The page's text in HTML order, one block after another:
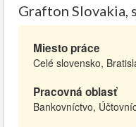
Grafton Slovakia,
Miesto práce
Celé slovensko,
Pracovná oblasť
Bankovníctvo,